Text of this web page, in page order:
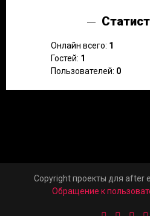
Онлайн всего: 1
Гостей: 1
Пользователей: 0
Copyright проекты для after
Обращение к